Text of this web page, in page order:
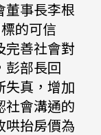
董事長李根
的可信
完善社會對
彭部長回
失真，增加
社會溝通的
哄抬房價為